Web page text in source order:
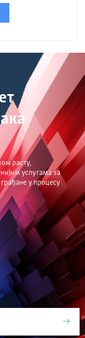
расту,
услугама за
у процесу